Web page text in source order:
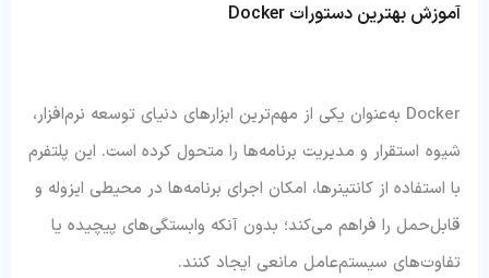
آموزش بهترین دستورات Docker
Docker به‌عنوان یکی از مهم‌ترین ابزارهای دنیای توسعه نرم‌افزار،
شیوه‌ استقرار و مدیریت برنامه‌ها را متحول کرده است. این پلتفرم
با استفاده از کانتینرها، امکان اجرای برنامه‌ها در محیطی ایزوله و
قابل‌حمل را فراهم می‌کند؛ بدون آنکه وابستگی‌های پیچیده یا
تفاوت‌های سیستم‌عامل مانعی ایجاد کنند.